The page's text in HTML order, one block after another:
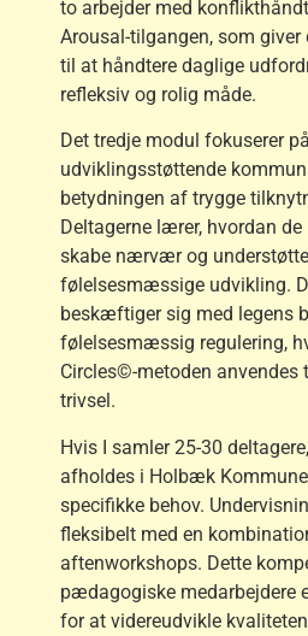
to arbejder med
Arousal-tilgangen, som giver
til at håndtere daglige
refleksiv og rolig måde.
Det tredje modul fokuserer på
udviklingsstøttende
betydningen af trygge
Deltagerne lærer, hvordan
skabe nærvær og
følelsesmæssige udvikling.
beskæftiger sig med legens
følelsesmæssig regulering,
Circles©-metoden anvendes
trivsel.
Hvis I samler 25-30
afholdes i Holbæk
specifikke behov.
fleksibelt med en
aftenworkshops. Dette
pædagogiske medarbejdere
for at videreudvikle